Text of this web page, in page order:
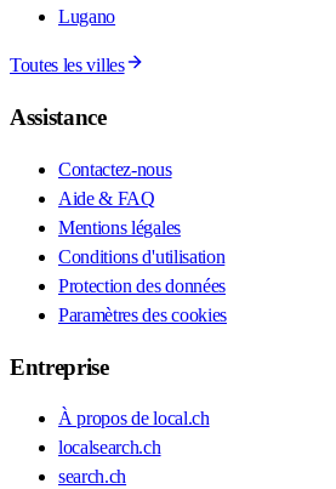
Lugano
Toutes les villes
Assistance
Contactez-nous
Aide & FAQ
Mentions légales
Conditions d'utilisation
Protection des données
Paramètres des cookies
Entreprise
À propos de local.ch
localsearch.ch
search.ch